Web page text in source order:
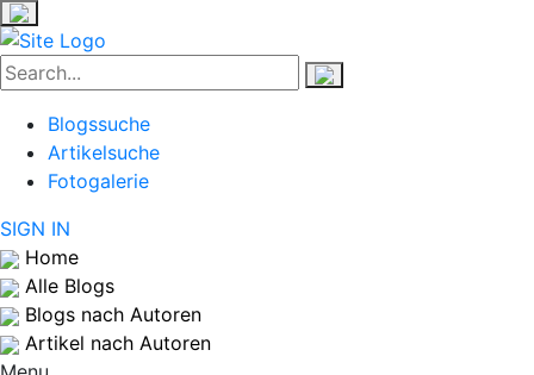
Blogssuche
Artikelsuche
Fotogalerie
SIGN IN
Home
Alle Blogs
Blogs nach Autoren
Artikel nach Autoren